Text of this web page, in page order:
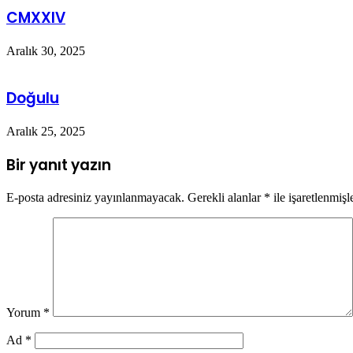
CMXXIV
Aralık 30, 2025
Doğulu
Aralık 25, 2025
Bir yanıt yazın
E-posta adresiniz yayınlanmayacak. Gerekli alanlar * ile
Yorum *
Ad *